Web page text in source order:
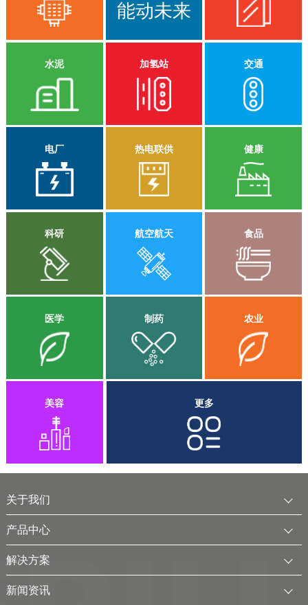
能动未来
水泥 加氢站 交通
电厂 热电联供 健康
科研 航空航天 食品
医学 制药 农业
美容 更多
考克利尔竞立为中科院大连化物所和兰州新区“液态阳光燃
料示范项目”提供两台1000Nm³/h电解水制氢设备，该项目
湖南等省市在氢能发展规划中提出，积极探索“绿氢”在水泥
等高耗能行业作为高品质原料和热源方面的应用，适时开
考克利尔竞立专门为我国超一流高校院士团队量身打造的4
对1模块化碱液电解水制氢测试平台，主要用于研究研究碱
关于我们
公司简介
发展历程
服务全球
产品中心
中压水电解制氢装置
解决方案
可再生电解水制氢解决方案
新闻资讯